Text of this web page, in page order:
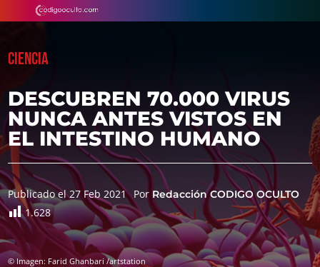
CIENCIA
DESCUBREN 70.000 VIRUS
NUNCA ANTES VISTOS EN
EL INTESTINO HUMANO
Publicado el 27 Feb 2021 Por Redacción CODIGO OCULTO
1.628
© Imagen: Farid Ghanbari /artstation